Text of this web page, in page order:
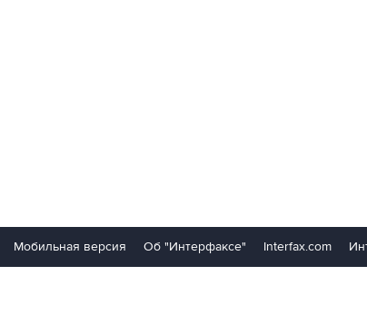
Мобильная версия Об "Интерфаксе" Interfax.com